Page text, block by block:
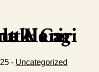
Mevcut
- Uncategorized